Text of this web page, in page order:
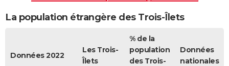
La population étrangère des Trois-Îlets
Données 2022
Les Trois-
Îlets
% de la
population
des Trois-
Données
nationales